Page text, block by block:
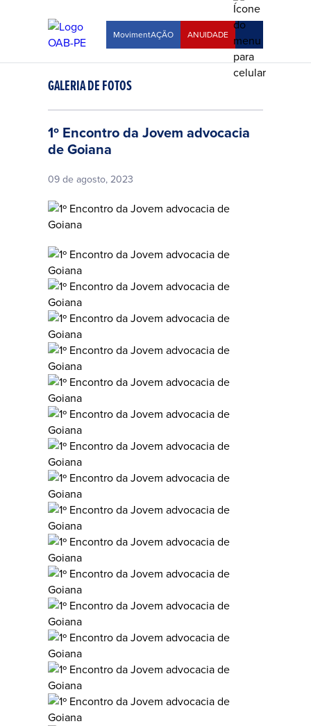
MovimentAÇÃO ANUIDADE
GALERIA DE FOTOS
1º Encontro da Jovem advocacia
de Goiana
09 de agosto, 2023